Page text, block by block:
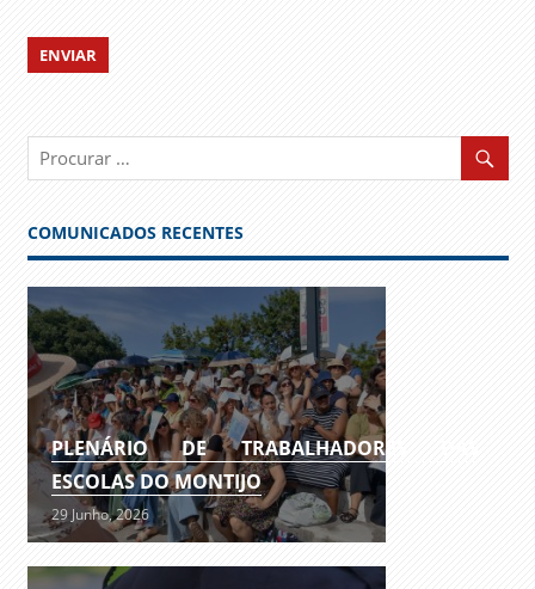
COMUNICADOS RECENTES
PLENÁRIO DE TRABALHADORES DAS
ESCOLAS DO MONTIJO
29 Junho, 2026